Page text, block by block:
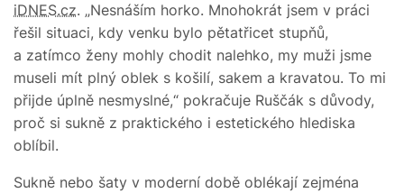
iDNES.cz. „Nesnáším horko. Mnohokrát jsem v práci
řešil situaci, kdy venku bylo pětatřicet stupňů,
a zatímco ženy mohly chodit nalehko, my muži jsme
museli mít plný oblek s košilí, sakem a kravatou. To mi
přijde úplně nesmyslné,“ pokračuje Ruščák s důvody,
proč si sukně z praktického i estetického hlediska
oblíbil.
Sukně nebo šaty v moderní době oblékají zejména